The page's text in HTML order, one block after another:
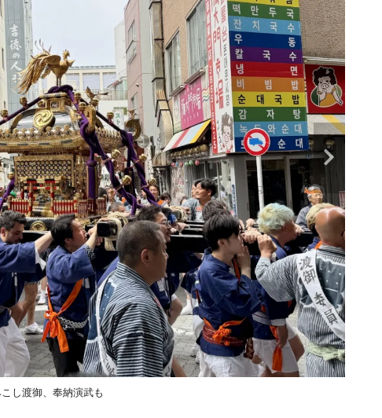
し渡御、奉納演武も